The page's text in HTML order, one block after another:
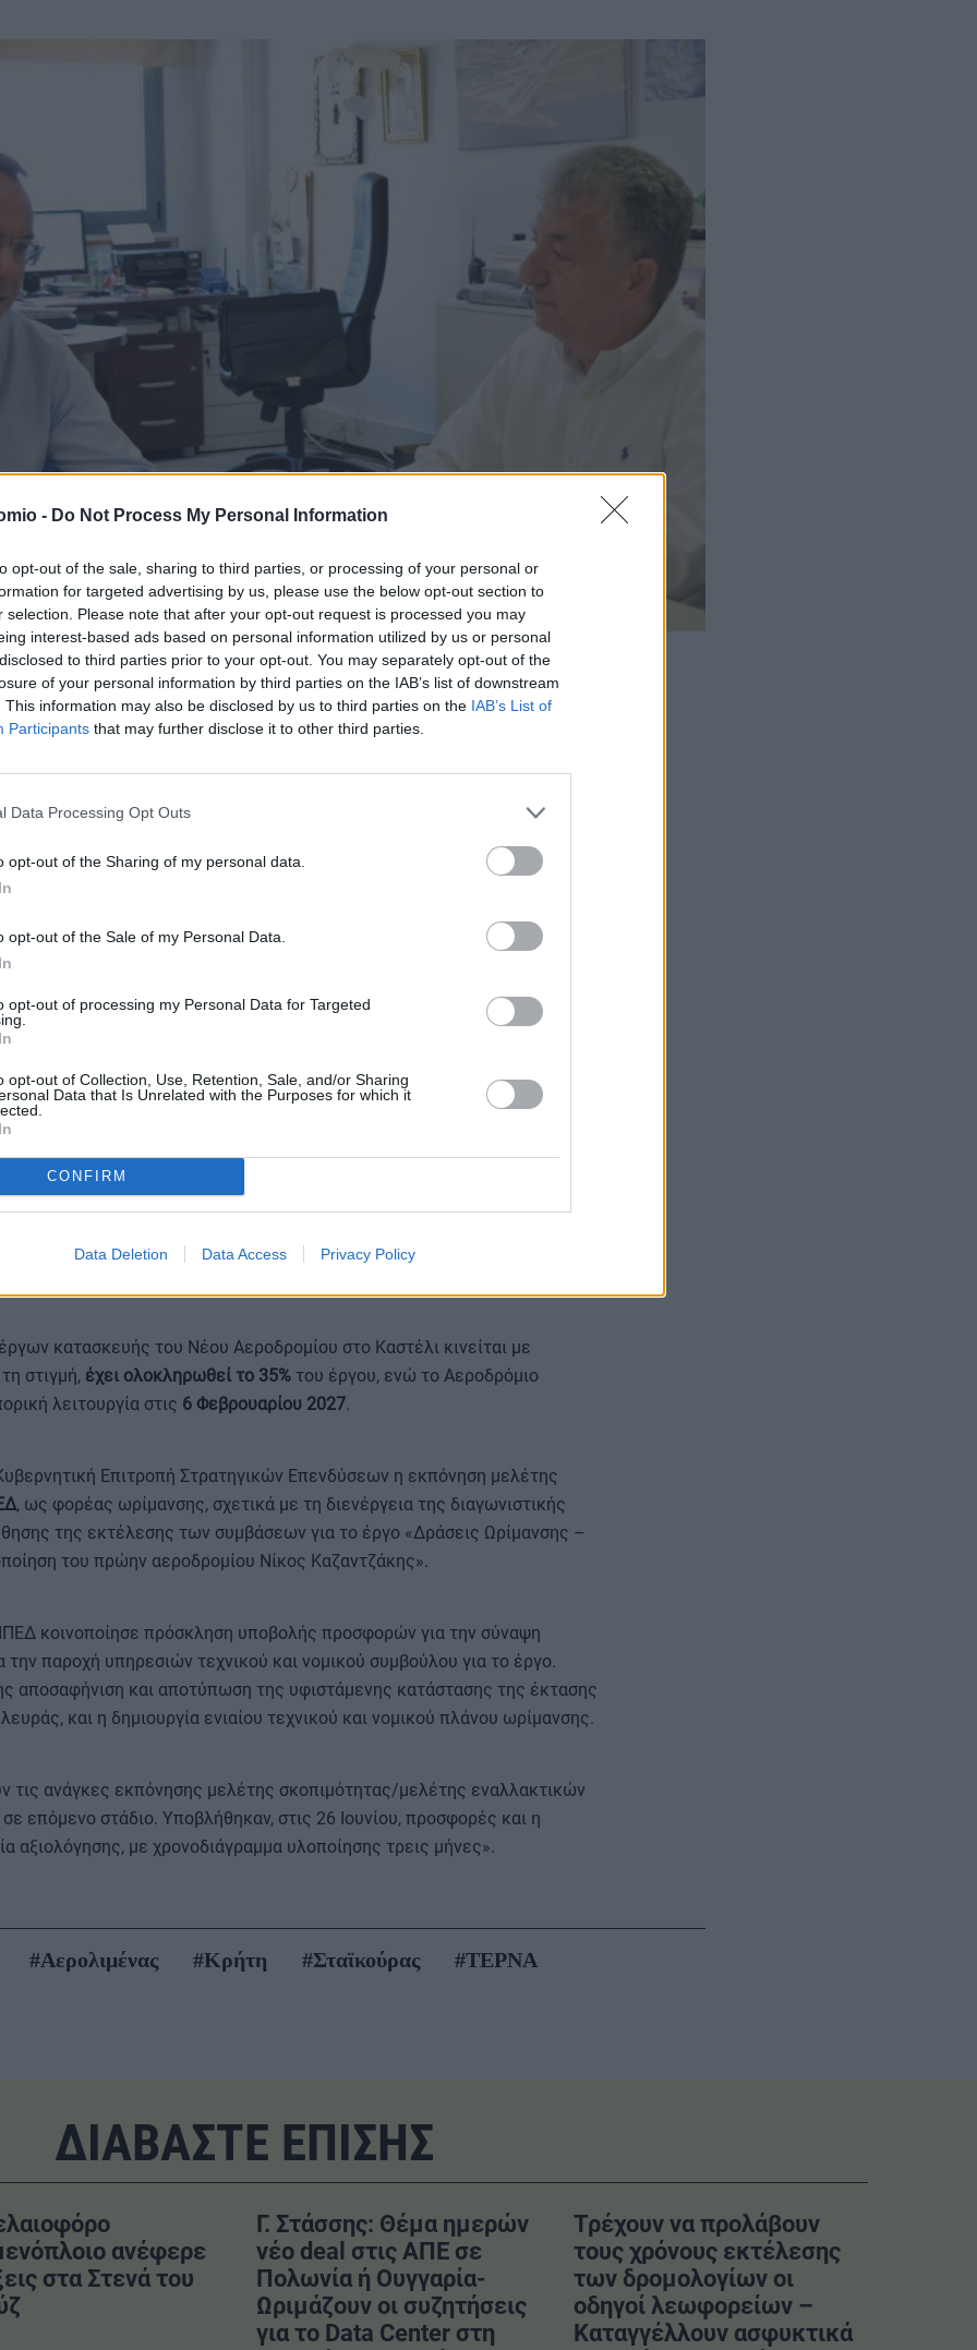
- Do Not Process My Personal Information
opt-out of the sale, sharing to third parties, or processing of your personal or
for targeted advertising by us, please use the below opt-out section to
selection. Please note that after your opt-out request is processed you may
interest-based ads based on personal information utilized by us or personal
to third parties prior to your opt-out. You may separately opt-out of the
of your personal information by third parties on the IAB’s list of downstream
This information may also be disclosed by us to third parties on the IAB’s List of
Participants that may further disclose it to other third parties.
Data Processing Opt Outs
opt-out of the Sharing of my personal data.
opt-out of the Sale of my Personal Data.
opt-out of processing my Personal Data for Targeted
opt-out of Collection, Use, Retention, Sale, and/or Sharing
Data that Is Unrelated with the Purposes for which it
CONFIRM
Data Deletion Data Access Privacy Policy
δήλωσε:
επιβάτες το 2023, έχει αύξηση 11% εφέτος και οι εκτιμήσεις είναι για 9,2
λειτουργία του Αεροδρομίου, έγιναν παρεμβάσεις – με χρηματοδότηση
– στον διάδρομο, μήκους 1,3 χλμ., σε 24 κεντρικές κλιματιστικές μονάδες
προσπαθούμε να αντιμετωπίσουμε κατά τον βέλτιστο τρόπο,
καθαριότητα. Τις επόμενες ημέρες θα υπάρξει πρόσθετο προσωπικό, με
(όπως προβλέπεται) από τον Εργολάβο Καθαριότητας, πρόσθετο
από την Περιφέρεια και βρισκόμαστε σε συζητήσεις για επιπλέον
του ιδιωτικού τομέα.
κάνουν το καλύτερο δυνατό προκειμένου να βελτιωθούν οι
την εξυπηρέτηση του επιβατικού κοινού, λαμβάνοντας υπόψη τις
κατασκευής του Νέου Αεροδρομίου στο Καστέλι κινείται με
στιγμή, έχει ολοκληρωθεί το 35%του έργου, ενώ το Αεροδρόμιο
λειτουργία στις 6 Φεβρουαρίου 2027.
Επιτροπή Στρατηγικών Επενδύσεων η εκπόνηση μελέτης
, ως φορέας ωρίμανσης, σχετικά με τη διενέργεια της διαγωνιστικής
της εκτέλεσης των συμβάσεων για το έργο «Δράσεις Ωρίμανσης –
του πρώην αεροδρομίου Νίκος Καζαντζάκης».
κοινοποίησε πρόσκληση υποβολής προσφορών για την σύναψη
την παροχή υπηρεσιών τεχνικού και νομικού συμβούλου για το έργο.
αποσαφήνιση και αποτύπωση της υφιστάμενης κατάστασης της έκτασης
και η δημιουργία ενιαίου τεχνικού και νομικού πλάνου ωρίμανσης.
τις ανάγκες εκπόνησης μελέτης σκοπιμότητας/μελέτης εναλλακτικών
επόμενο στάδιο. Υποβλήθηκαν, στις 26 Ιουνίου, προσφορές και η
αξιολόγησης, με χρονοδιάγραμμα υλοποίησης τρεις μήνες».
#Αερολιμένας #Κρήτη #Σταϊκούρας #ΤΕΡΝΑ
ΔΙΑΒΑΣΤΕ ΕΠΙΣΗΣ
ανέφερε
στα Στενά του
Γ. Στάσσης: Θέμα ημερών
νέο deal στις ΑΠΕ σε
Πολωνία ή Ουγγαρία-
Ωριμάζουν οι συζητήσεις
για το Data Center στη
Τρέχουν να προλάβουν
τους χρόνους εκτέλεσης
των δρομολογίων οι
οδηγοί λεωφορείων –
Καταγγέλλουν ασφυκτικά